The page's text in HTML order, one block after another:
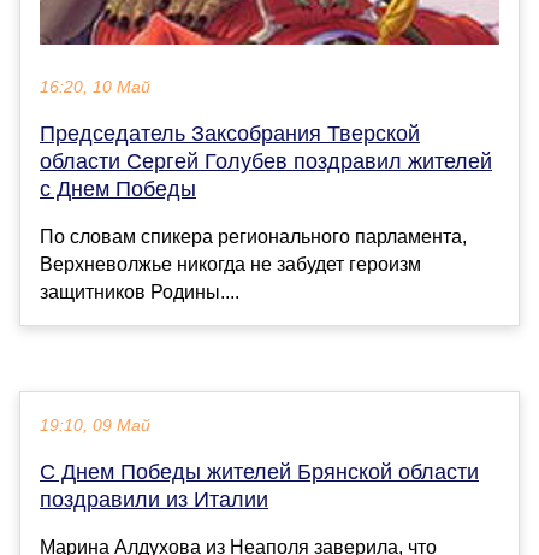
16:20, 10 Май
Председатель Заксобрания Тверской
области Сергей Голубев поздравил жителей
с Днем Победы
По словам спикера регионального парламента,
Верхневолжье никогда не забудет героизм
защитников Родины....
19:10, 09 Май
С Днем Победы жителей Брянской области
поздравили из Италии
Марина Алдухова из Неаполя заверила, что